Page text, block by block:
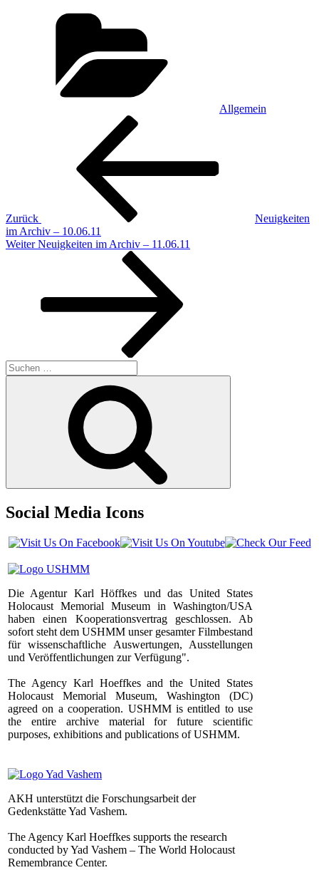
Allgemein
Beitragsnavigation
Zurück
Neuigkeiten
im Archiv – 10.06.11
Nächster
Weiter Neuigkeiten im Archiv – 11.06.11
Suchen
nach:
Social Media Icons
Die Agentur Karl Höffkes und das United States
Holocaust Memorial Museum in Washington/USA
haben einen Kooperationsvertrag geschlossen. Ab
sofort steht dem USHMM unser gesamter Filmbestand
für wissenschaftliche Auswertungen, Ausstellungen
und Veröffentlichungen zur Verfügung".
The Agency Karl Hoeffkes and the United States
Holocaust Memorial Museum, Washington (DC)
agreed on a cooperation. USHMM is entitled to use
the entire archive material for future scientific
purposes, exhibitions and publications of USHMM.
AKH unterstützt die Forschungsarbeit der
Gedenkstätte Yad Vashem.
The Agency Karl Hoeffkes supports the research
conducted by Yad Vashem – The World Holocaust
Remembrance Center.